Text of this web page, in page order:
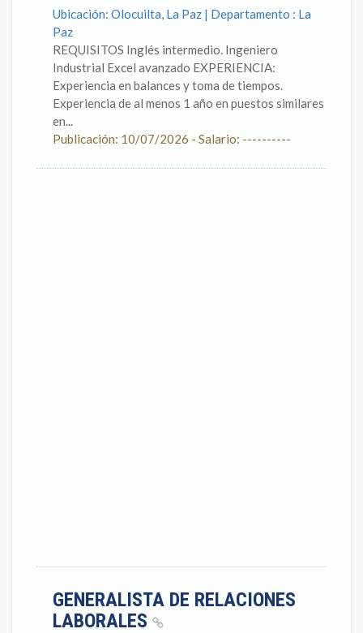
Ubicación: Olocuilta, La Paz | Departamento : La
Paz
REQUISITOS Inglés intermedio. Ingeniero
Industrial Excel avanzado EXPERIENCIA:
Experiencia en balances y toma de tiempos.
Experiencia de al menos 1 año en puestos similares
en...
Publicación: 10/07/2026 - Salario: ----------
GENERALISTA DE RELACIONES
LABORALES